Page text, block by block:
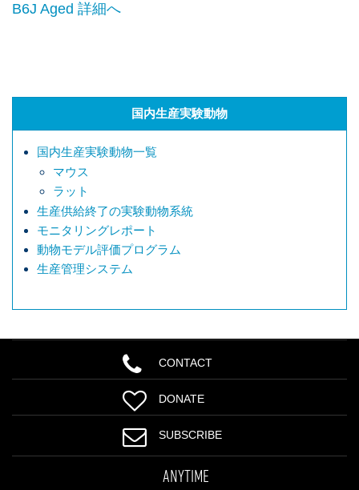
B6J Aged 詳細へ
国内生産実験動物
国内生産実験動物一覧
マウス
ラット
生産供給終了の実験動物系統
モニタリングレポート
動物モデル評価プログラム
生産管理システム
CONTACT
DONATE
SUBSCRIBE
ANYTIME